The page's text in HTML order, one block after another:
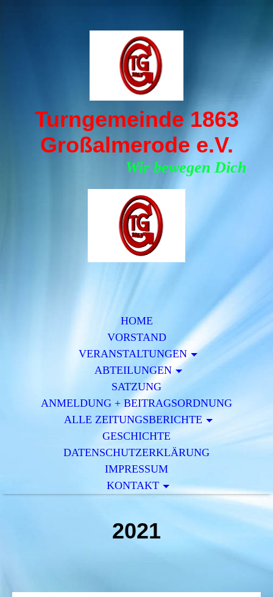
Turngemeinde 1863
Großalmerode e.V.
Wir bewegen Dich
HOME
VORSTAND
VERAN­STALTUNGEN
ABTEILUNGEN
SATZUNG
ANMELDUNG + BEITRAGSORDNUNG
ALLE ZEITUNGSBERICHTE
GESCHICHTE
DATENSCHUTZERKLÄRUNG
IMPRESSUM
KONTAKT
2021